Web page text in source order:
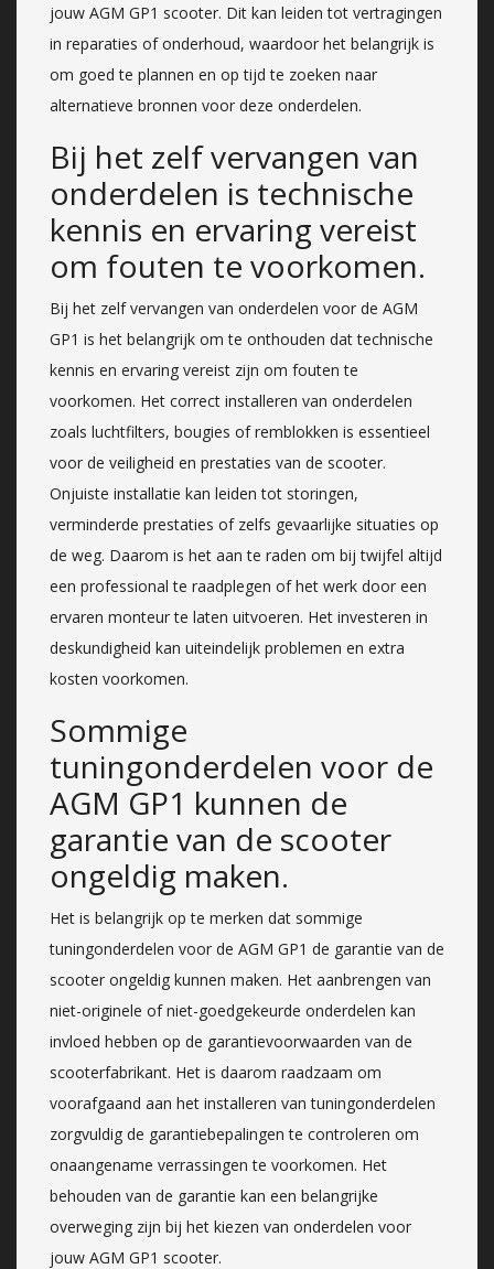
jouw AGM GP1 scooter. Dit kan leiden tot vertragingen
in reparaties of onderhoud, waardoor het belangrijk is
om goed te plannen en op tijd te zoeken naar
alternatieve bronnen voor deze onderdelen.
Bij het zelf vervangen van
onderdelen is technische
kennis en ervaring vereist
om fouten te voorkomen.
Bij het zelf vervangen van onderdelen voor de AGM
GP1 is het belangrijk om te onthouden dat technische
kennis en ervaring vereist zijn om fouten te
voorkomen. Het correct installeren van onderdelen
zoals luchtfilters, bougies of remblokken is essentieel
voor de veiligheid en prestaties van de scooter.
Onjuiste installatie kan leiden tot storingen,
verminderde prestaties of zelfs gevaarlijke situaties op
de weg. Daarom is het aan te raden om bij twijfel altijd
een professional te raadplegen of het werk door een
ervaren monteur te laten uitvoeren. Het investeren in
deskundigheid kan uiteindelijk problemen en extra
kosten voorkomen.
Sommige
tuningonderdelen voor de
AGM GP1 kunnen de
garantie van de scooter
ongeldig maken.
Het is belangrijk op te merken dat sommige
tuningonderdelen voor de AGM GP1 de garantie van de
scooter ongeldig kunnen maken. Het aanbrengen van
niet-originele of niet-goedgekeurde onderdelen kan
invloed hebben op de garantievoorwaarden van de
scooterfabrikant. Het is daarom raadzaam om
voorafgaand aan het installeren van tuningonderdelen
zorgvuldig de garantiebepalingen te controleren om
onaangename verrassingen te voorkomen. Het
behouden van de garantie kan een belangrijke
overweging zijn bij het kiezen van onderdelen voor
jouw AGM GP1 scooter.